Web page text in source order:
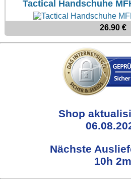
Lucky 13
Zubehör
Nieten
Rune
XL
XXL
XXXXL
XXXXXL
Everlast
Lonsdale
Pit Bull
Thor
Yakuza
Kleidung
--------------
gesamt:
Tactical Handschuhe
26.90 €
Shop
Nächste
10h 2m